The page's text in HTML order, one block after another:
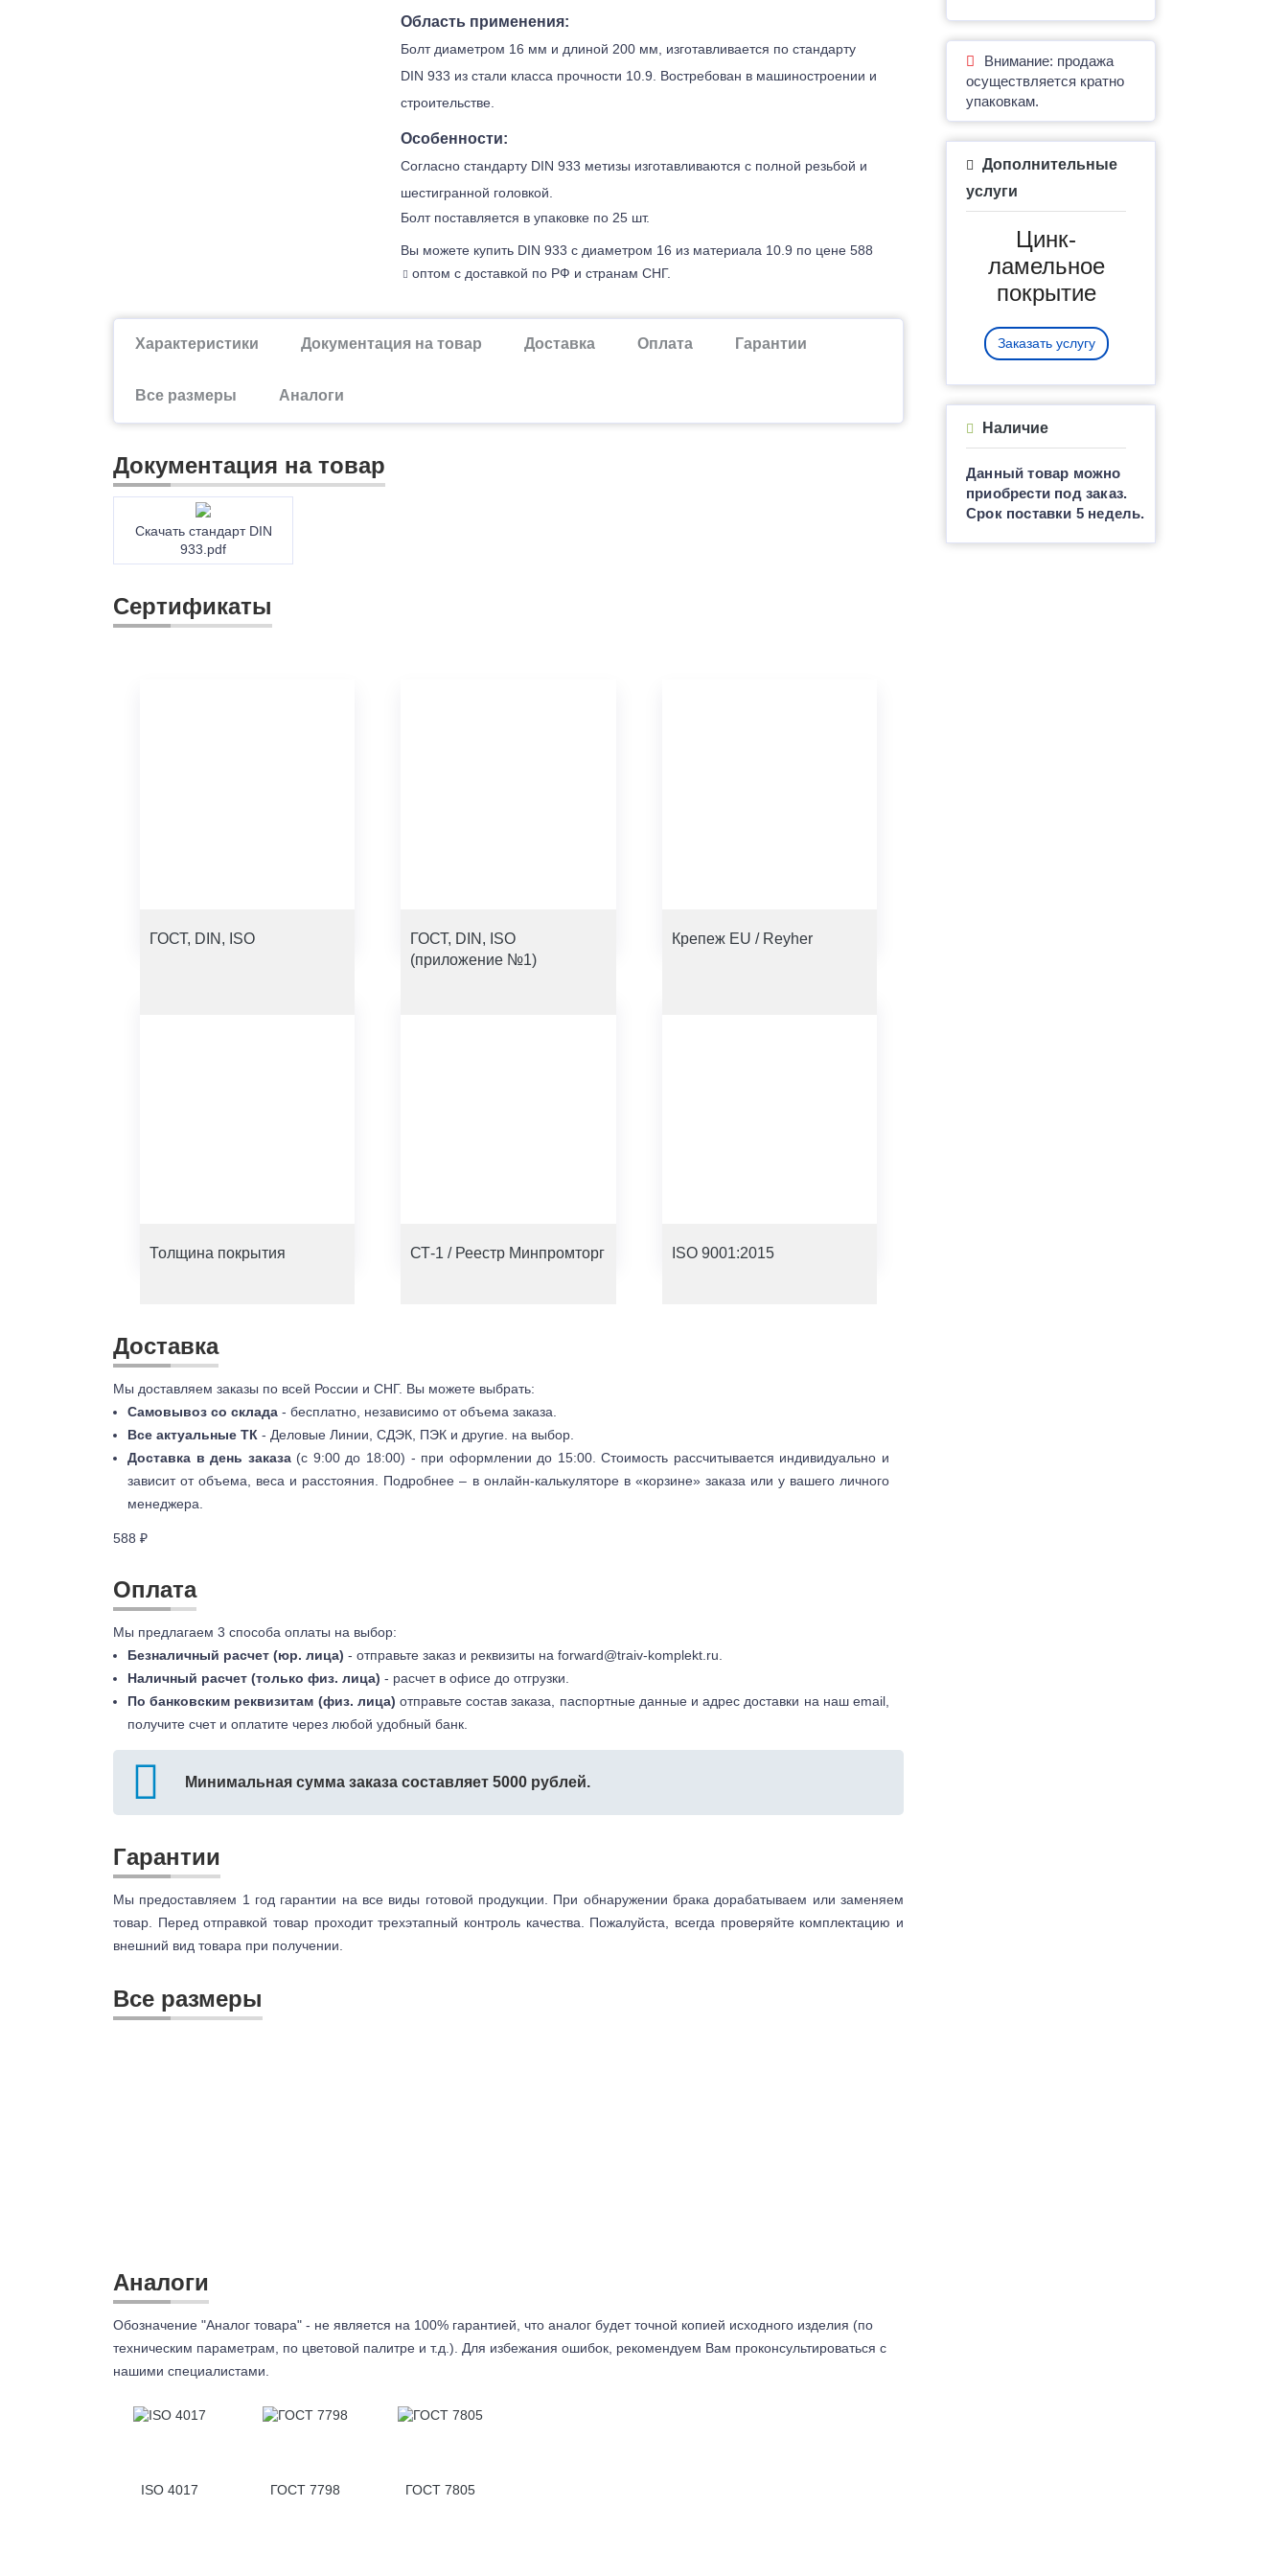
Область применения:
Болт диаметром 16 мм и длиной 200 мм, изготавливается по стандарту
DIN 933 из стали класса прочности 10.9. Востребован в машиностроении и
строительстве.
Особенности:
Согласно стандарту DIN 933 метизы изготавливаются с полной резьбой и
шестигранной головкой.
Болт поставляется в упаковке по 25 шт.
Вы можете купить DIN 933 с диаметром 16 из материала 10.9 по цене 588
оптом с доставкой по РФ и странам СНГ.
Характеристики Документация на товар Доставка Оплата Гарантии
Все размеры Аналоги
Документация на товар
Скачать стандарт DIN
933.pdf
Сертификаты
ГОСТ, DIN, ISO
ГОСТ, DIN, ISO
(приложение №1)
Крепеж EU / Reyher
Толщина покрытия СТ-1 / Реестр Минпромторг ISO 9001:2015
Доставка
Мы доставляем заказы по всей России и СНГ. Вы можете выбрать:
Самовывоз со склада - бесплатно, независимо от объема заказа.
Все актуальные ТК - Деловые Линии, СДЭК, ПЭК и другие. на выбор.
Доставка в день заказа(с 9:00 до 18:00) - при оформлении до 15:00. Стоимость рассчитывается индивидуально и
зависит от объема, веса и расстояния. Подробнее – в онлайн-калькуляторе в «корзине» заказа или у вашего личного
менеджера.
588 ₽
Оплата
Мы предлагаем 3 способа оплаты на выбор:
Безналичный расчет (юр. лица) - отправьте заказ и реквизиты на forward@traiv-komplekt.ru
Наличный расчет (только физ. лица) - расчет в офисе до отгрузки.
По банковским реквизитам (физ. лица) отправьте состав заказа, паспортные данные и адрес доставки на наш email,
получите счет и оплатите через любой удобный банк.
Минимальная сумма заказа составляет 5000 рублей.
Гарантии
Мы предоставляем 1 год гарантии на все виды готовой продукции. При обнаружении брака дорабатываем или заменяем
товар. Перед отправкой товар проходит трехэтапный контроль качества. Пожалуйста, всегда проверяйте комплектацию и
внешний вид товара при получении.
Все размеры
Аналоги
Обозначение "Аналог товара" - не является на 100% гарантией, что аналог будет точной копией исходного изделия (по
техническим параметрам, по цветовой палитре и т.д.). Для избежания ошибок, рекомендуем Вам проконсультироваться с
нашими специалистами.
ISO 4017 ГОСТ 7798 ГОСТ 7805
Внимание: продажа
осуществляется кратно
упаковкам.
Дополнительные
услуги
Цинк-
ламельное
покрытие
Заказать услугу
Наличие
Данный товар можно
приобрести под заказ.
Срок поставки 5 недель.